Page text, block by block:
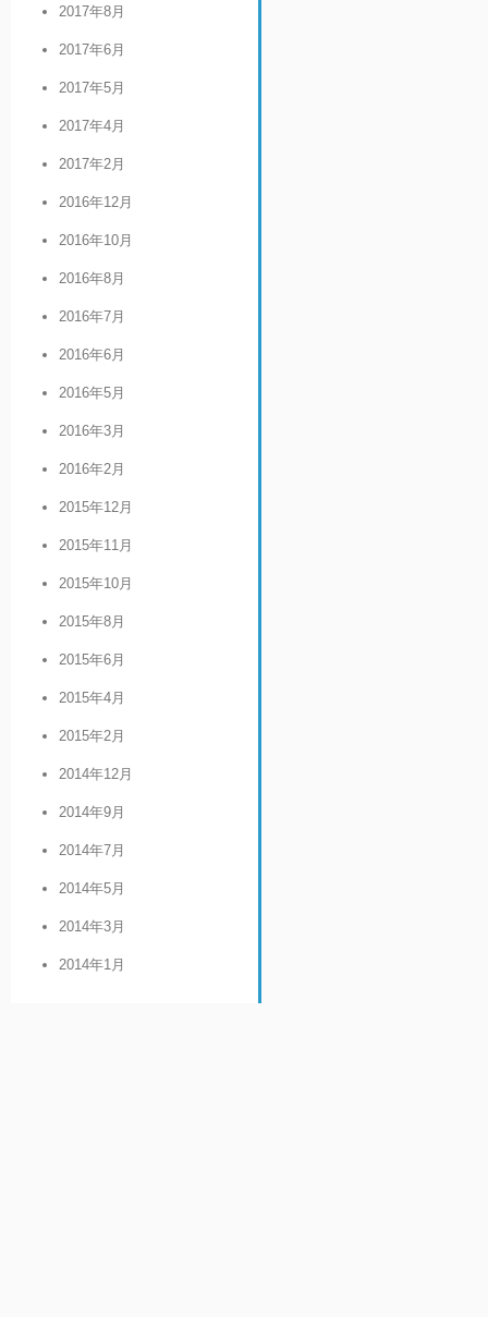
2017年8月
2017年6月
2017年5月
2017年4月
2017年2月
2016年12月
2016年10月
2016年8月
2016年7月
2016年6月
2016年5月
2016年3月
2016年2月
2015年12月
2015年11月
2015年10月
2015年8月
2015年6月
2015年4月
2015年2月
2014年12月
2014年9月
2014年7月
2014年5月
2014年3月
2014年1月